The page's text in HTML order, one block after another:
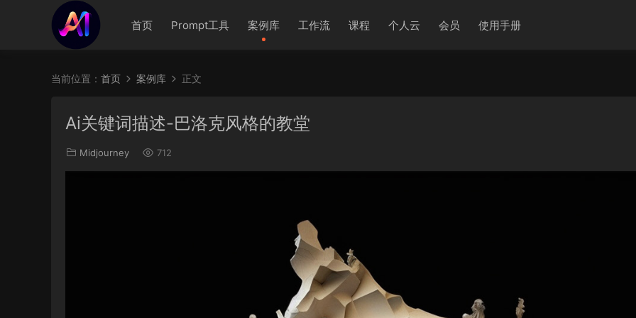
首页 Prompt工具 案例库 工作流 课程 个人云 会员 使用手册
当前位置： 首页 案例库 正文
Ai关键词描述-巴洛克风格的教堂
Midjourney 712